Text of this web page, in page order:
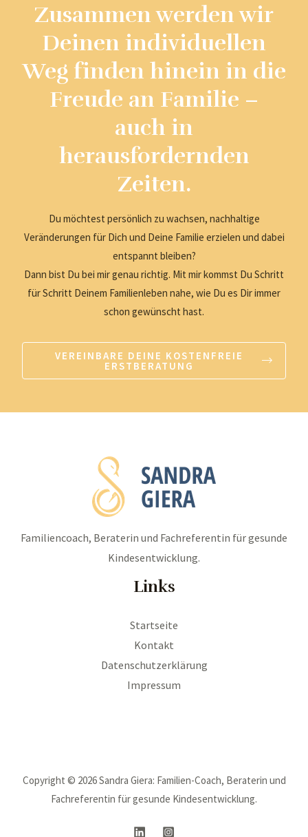
Zusammen werden wir
Deinen individuellen
Weg finden hinein in die
Freude an Familie –
auch in
herausfordernden
Zeiten.
Du möchtest persönlich zu wachsen, nachhaltige
Veränderungen für Dich und Deine Familie erzielen und dabei
entspannt bleiben?
Dann bist Du bei mir genau richtig. Mit mir kommst Du Schritt
für Schritt Deinem Familienleben nahe, wie Du es Dir immer
schon gewünscht hast.
VEREINBARE DEINE KOSTENFREIE
ERSTBERATUNG
Familiencoach, Beraterin und Fachreferentin für gesunde
Kindesentwicklung.
Links
Startseite
Kontakt
Datenschutzerklärung
Impressum
Copyright © 2026 Sandra Giera: Familien-Coach, Beraterin und
Fachreferentin für gesunde Kindesentwicklung.